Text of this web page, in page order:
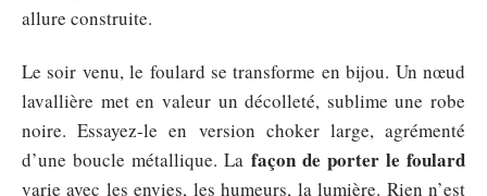
allure construite.
Le soir venu, le foulard se transforme en bijou. Un nœud
lavallière met en valeur un décolleté, sublime une robe
noire. Essayez-le en version choker large, agrémenté
d’une boucle métallique. La façon de porter le foulard
varie avec les envies, les humeurs, la lumière. Rien n’est